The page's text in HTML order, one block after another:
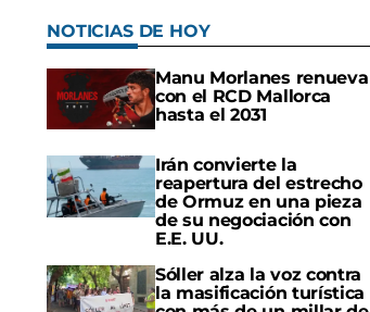
NOTICIAS DE HOY
Manu Morlanes renueva
con el RCD Mallorca
hasta el 2031
Irán convierte la
reapertura del estrecho
de Ormuz en una pieza
de su negociación con
E.E. UU.
Sóller alza la voz contra
la masificación turística